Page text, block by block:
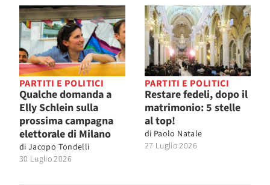
PARTITI E POLITICI
Qualche domanda a
Elly Schlein sulla
prossima campagna
elettorale di Milano
di Jacopo Tondelli
30 Luglio 2026
PARTITI E POLITICI
Restare fedeli, dopo il
matrimonio: 5 stelle
al top!
di Paolo Natale
27 Luglio 2026